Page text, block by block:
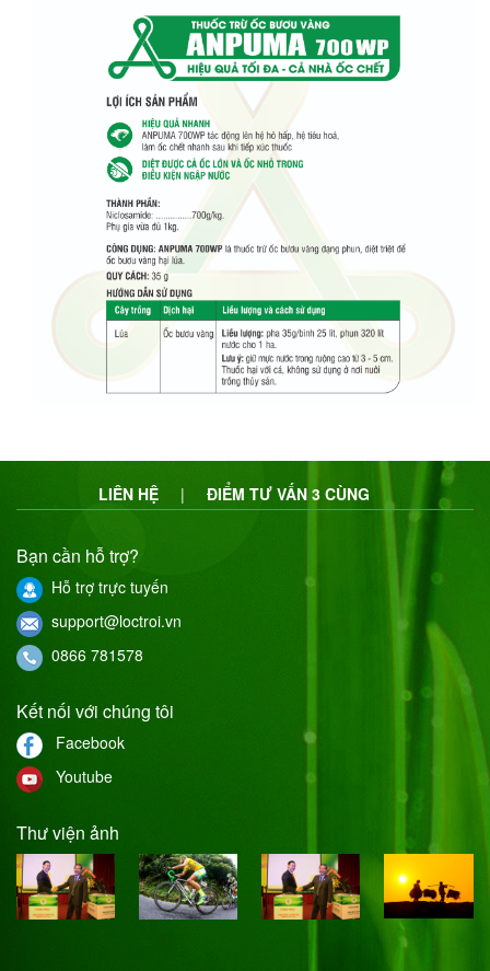
LIÊN HỆ | ĐIỂM TƯ VẤN 3 CÙNG
Bạn cần hỗ trợ?
Hỗ trợ trực tuyến
support@loctroi.vn
0866 781578
Kết nối với chúng tôi
Facebook
Youtube
Thư viện ảnh